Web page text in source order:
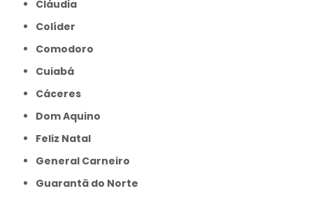
Cláudia
Colíder
Comodoro
Cuiabá
Cáceres
Dom Aquino
Feliz Natal
General Carneiro
Guarantã do Norte